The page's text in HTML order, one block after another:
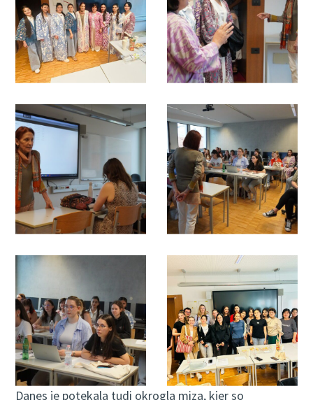
Danes je potekala tudi okrogla miza, kjer so